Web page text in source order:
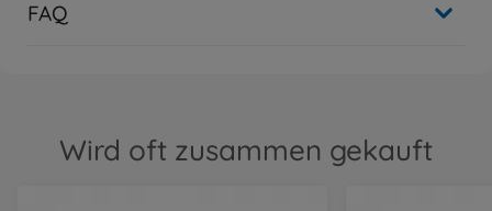
FAQ
Wird oft zusammen gekauft